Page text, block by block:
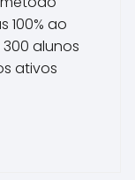
100% ao
alunos
ativos